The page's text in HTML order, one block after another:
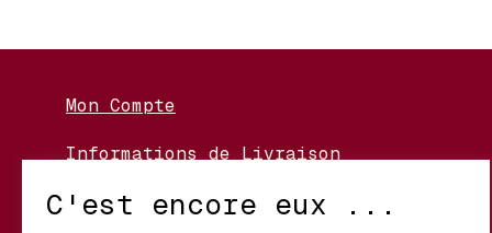
Mon Compte
Informations de Livraison
C'est encore eux ...